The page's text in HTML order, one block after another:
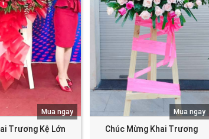
Trương Kệ Lớn
Mua ngay
Chúc Mừng Khai Trương
Mua ngay